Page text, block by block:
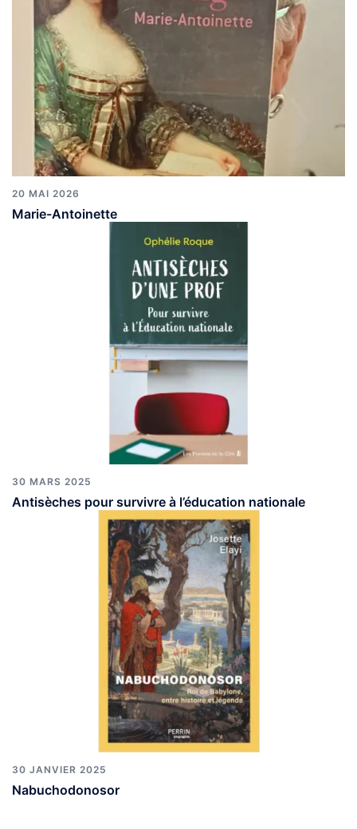
20 MAI 2026
Marie-Antoinette
30 MARS 2025
Antisèches pour survivre à l’éducation nationale
30 JANVIER 2025
Nabuchodonosor